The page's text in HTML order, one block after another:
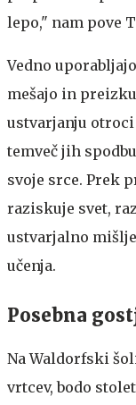
lepo," nam pove
Vedno
mešajo in
ustvarjanju
temveč jih
svoje srce. Prek
raziskuje svet,
ustvarjalno
učenja.
Posebna
Na Waldorfski
vrtcev, bodo